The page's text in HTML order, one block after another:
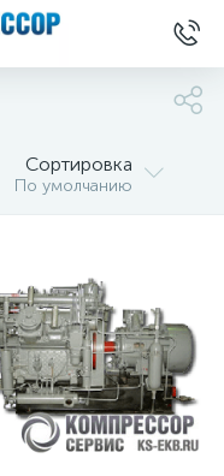
Сортировка
По умолчанию